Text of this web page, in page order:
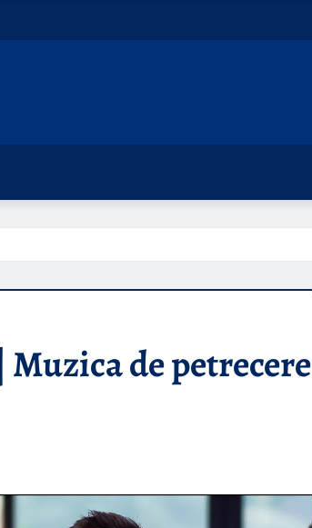
de petrecere